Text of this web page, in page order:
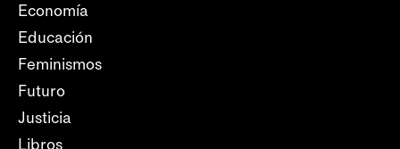
Economía
Educación
Feminismos
Futuro
Justicia
Libros